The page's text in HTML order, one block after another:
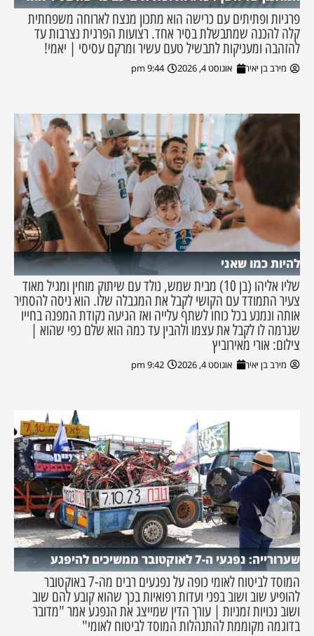
פרגיות ופתיתים עם כרישה הוא מתכון מנצח לארוחה משפחתית
קלה להכנה שמתבשלת בסיר אחד. רצועות הפרגית נצרבות עד
להזהבה ומעניקות לתבשיל טעם עשיר ומרקם עסיסי | יאמי!
מירב בן יאיר אוגוסט 4, 2026 9:44 pm
להיות כמו שאני
שליו אליהו (בן 10) מבית שמש, נולד עם שיתוק מוחין ומגיל מאוד
צעיר התמודד עם הקושי לקבל את המגבלה שלו. הוא ניסה להסתיר
אותה ונמנע בכל כוחו לשתף עלייה ואז הגיעה נקודת המפנה בחייו
שגרמה לו לקבל את עצמו ולהבין עד כמה הוא שלם כפי שהוא |
צילום: אורי מאירוביץ
מירב בן יאיר אוגוסט 4, 2026 9:42 pm
שערורייה: נפגעי ה-7 לאוקטובר ממשיכים להיפגע
המוסד לביטוח לאומי כופה על נפגעים רבים מה-7 באוקטובר
להופיע שוב ושוב בפני ועדות רפואיות בכך שהוא קובע להם שוב
ושוב נכויות זמניות | עורך הדין שמייצג את הנפגע אמר "מדובר
בדוגמה מקוממת להתנהלות המוסד לביטוח לאומי"